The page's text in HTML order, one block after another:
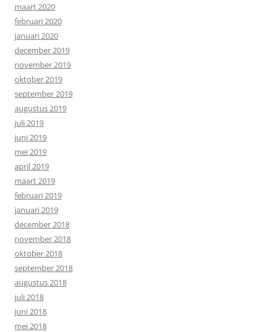
maart 2020
februari 2020
januari 2020
december 2019
november 2019
oktober 2019
september 2019
augustus 2019
juli 2019
juni 2019
mei 2019
april 2019
maart 2019
februari 2019
januari 2019
december 2018
november 2018
oktober 2018
september 2018
augustus 2018
juli 2018
juni 2018
mei 2018